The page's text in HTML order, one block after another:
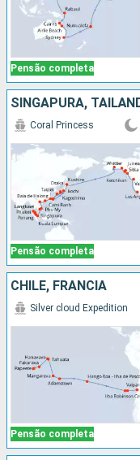
Pensão completa
Pensão completa
Coral Princess
CHILE, FRANCIA
Pensão completa
Silver cloud Expedition